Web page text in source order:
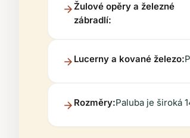
Žulové opěry a železné
zábradlí:
Lucerny a kované železo:
Rozměry:Paluba je široká